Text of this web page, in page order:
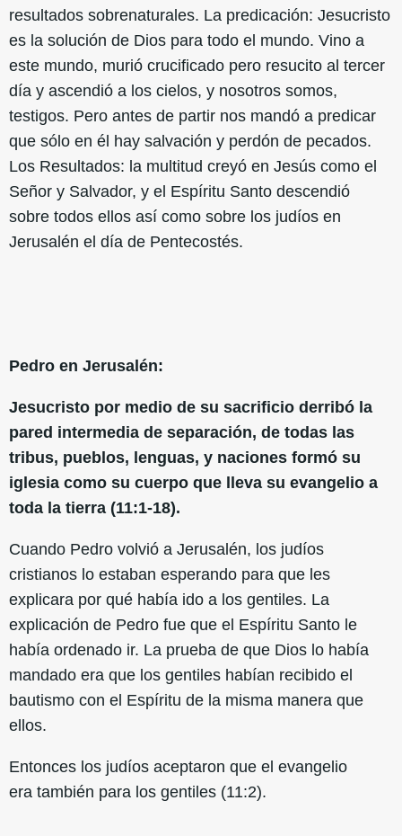
resultados sobrenaturales. La predicación: Jesucristo
es la solución de Dios para todo el mundo. Vino a
este mundo, murió crucificado pero resucito al tercer
día y ascendió a los cielos, y nosotros somos,
testigos. Pero antes de partir nos mandó a predicar
que sólo en él hay salvación y perdón de pecados.
Los Resultados: la multitud creyó en Jesús como el
Señor y Salvador, y el Espíritu Santo descendió
sobre todos ellos así como sobre los judíos en
Jerusalén el día de Pentecostés.
Pedro en Jerusalén:
Jesucristo por medio de su sacrificio derribó la
pared intermedia de separación, de todas las
tribus, pueblos, lenguas, y naciones formó su
iglesia como su cuerpo que lleva su evangelio a
toda la tierra (11:1-18).
Cuando Pedro volvió a Jerusalén, los judíos
cristianos lo estaban esperando para que les
explicara por qué había ido a los gentiles. La
explicación de Pedro fue que el Espíritu Santo le
había ordenado ir. La prueba de que Dios lo había
mandado era que los gentiles habían recibido el
bautismo con el Espíritu de la misma manera que
ellos.
Entonces los judíos aceptaron que el evangelio
era también para los gentiles (11:2).